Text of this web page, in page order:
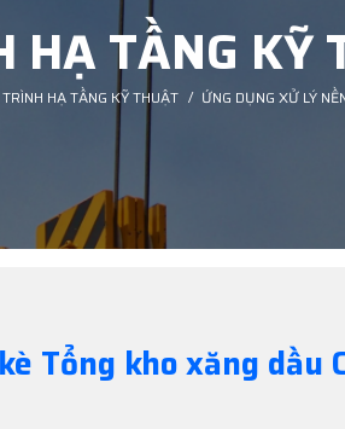
HẠ TẦNG KỸ
TRÌNH HẠ TẦNG KỸ THUẬT / ỨNG DỤNG XỬ LÝ
Tổng kho xăng dầu